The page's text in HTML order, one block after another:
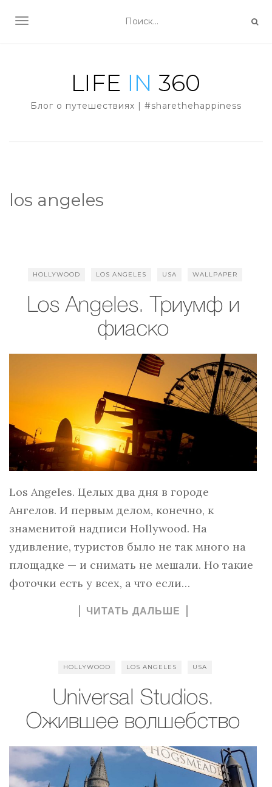
TOGGLE NAVIGATION
Блог о путешествиях | #sharethehappiness
los angeles
HOLLYWOOD LOS ANGELES USA WALLPAPER
Los Angeles. Триумф и
фиаско
Los Angeles. Целых два дня в городе
Ангелов. И первым делом, конечно, к
знаменитой надписи Hollywood. На
удивление, туристов было не так много на
площадке — и снимать не мешали. Но такие
фоточки есть у всех, а что если…
ЧИТАТЬ ДАЛЬШЕ
HOLLYWOOD LOS ANGELES USA
Universal Studios.
Ожившее волшебство